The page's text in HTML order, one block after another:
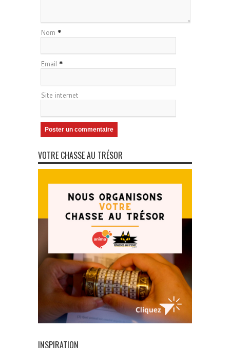
Nom *
Email *
Site internet
VOTRE CHASSE AU TRÉSOR
INSPIRATION